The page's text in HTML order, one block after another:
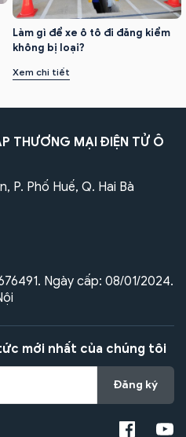
Làm gì để xe ô tô đi đăng kiểm
không bị loại?
Xem chi tiết
THƯƠNG MẠI ĐIỆN TỬ Ô
P. Phố Huế, Q. Hai Bà
Ngày cấp: 08/01/2024.
mới nhất của chúng tôi
Đăng ký